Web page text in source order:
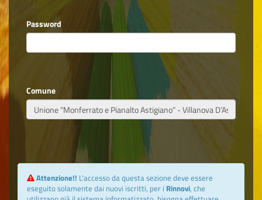
Password
Comune
Attenzione!! L'accesso da questa sezione deve essere
eseguito solamente dai nuovi iscritti, per i Rinnovi, che